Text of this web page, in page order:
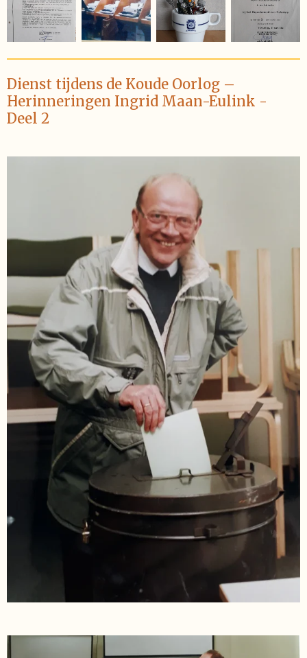
Dienst tijdens de Koude Oorlog –
Herinneringen Ingrid Maan-Eulink -
Deel 2